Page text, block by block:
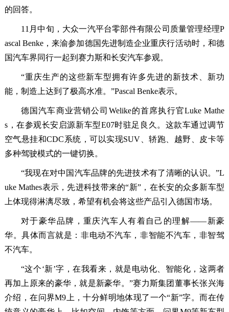
的回答。
11月中旬，大众一汽平台零部件有限公司质量管理经理P
ascal Benke，来渝参加德国先进制造企业重庆行活动时，和德
国汽车界同行一起到赛力斯和长安汽车参观。
“重庆生产的这些新车型拥有许多先进的新技术、新功
能，制造上达到了极高水准。”Pascal Benke表示。
德国汽车商业营销公司Welike的首席执行官Luke Mathe
s，在参观长安启源新车型E07时驻足良久。这款车通过调节
空气悬挂和CDC系统，可以实现SUV、轿跑、越野、皮卡等
多种驾驶模式的一键切换。
“我现在对中国汽车品牌的先进技术有了清晰的认识。”L
uke Mathes表示，先进科技带来的“新”，在长安的众多新车型
上体现得淋漓尽致，希望有机会将这些产品引入德国市场。
对于豪华品牌，重庆汽车人有着自己的理解——新豪
华。具体而言就是：非电动不汽车，非智能不汽车，非智驾
不汽车。
“这个‘新’字，在我看来，就是电动化、智能化，这两者
再加上原来的豪华，就是新豪华。”赛力斯集团董事长张兴海
介绍，在问界M9上，十分鲜明地体现了一个“新”字。而在传